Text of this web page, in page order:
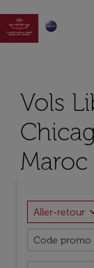

Vols
Maroc
Aller-retour
Code promo